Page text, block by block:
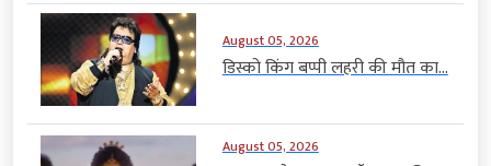
August 05, 2026
डिस्को किंग बप्पी लहरी की मौत का...
August 05, 2026